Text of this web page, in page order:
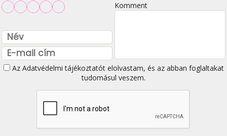
Komment
Az Adatvédelmi tájékoztatótelolvastam, és az abban foglaltakat
tudomásul veszem.